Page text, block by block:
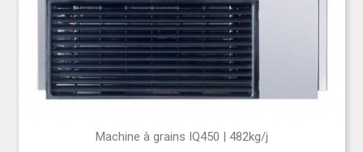
Machine à grains IQ450 | 482kg/j